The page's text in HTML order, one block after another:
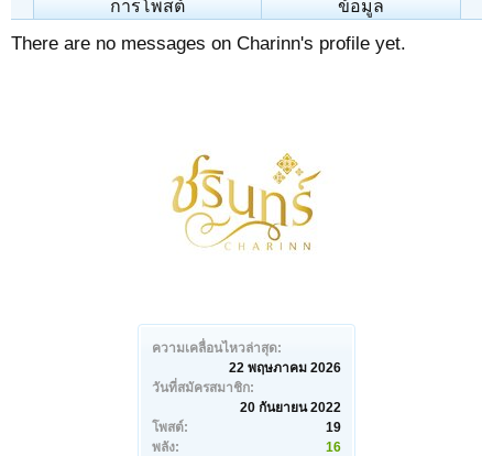
ความเคลื่อนไหวล่าสุด:
22 พฤษภาคม 2026
วันที่สมัครสมาชิก:
20 กันยายน 2022
โพสต์:
19
พลัง:
16
การโพสต์
ข้อมูล
There are no messages on Charinn's profile yet.